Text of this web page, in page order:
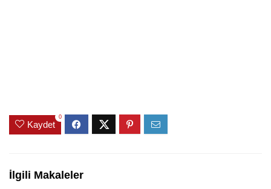
Kaydet
0
İlgili Makaleler